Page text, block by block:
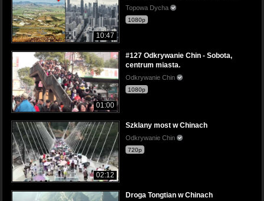
10:47
Topowa Dycha
1080p
01:00
#127 Odkrywanie Chin - Sobota,
centrum miasta.
Odkrywanie Chin
1080p
02:12
Szklany most w Chinach
Odkrywanie Chin
720p
Droga Tongtian w Chinach